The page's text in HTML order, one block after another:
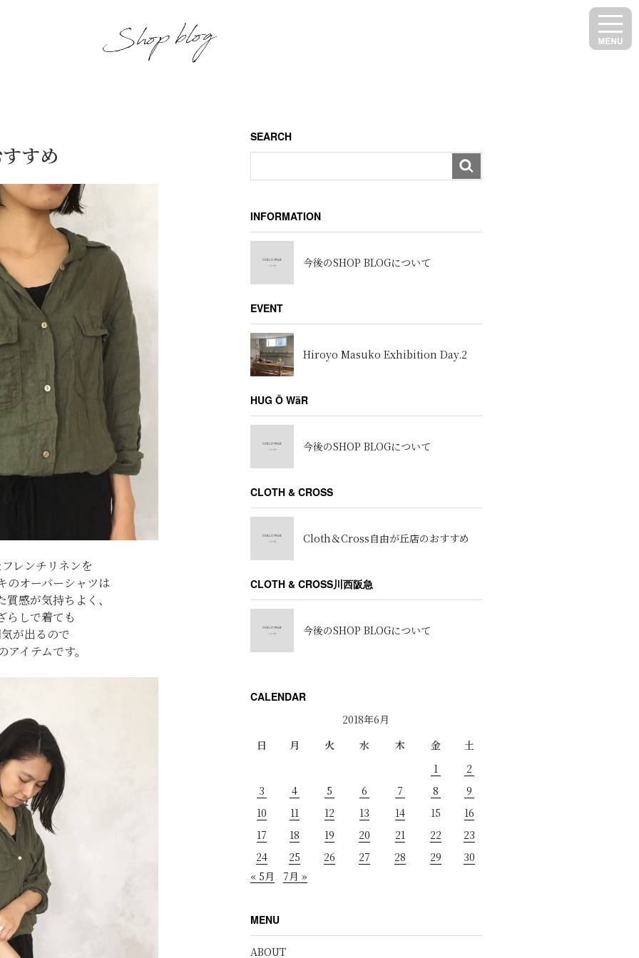
すめ
レンチリネンを
のオーバーシャツは
感が気持ちよく、
らしで着ても
が出るので
アイテムです。
SEARCH
INFORMATION
今後のSHOP BLOGについて
EVENT
Hiroyo Masuko Exhibition Day.2
HUG Ō WäR
今後のSHOP BLOGについて
CLOTH & CROSS
Cloth＆Cross自由が丘店のおすすめ
CLOTH & CROSS川西阪急
今後のSHOP BLOGについて
CALENDAR
2018年6月
日
月 火 水 木 金
土
1
2
3
4 5 6 7 8
9
10
11 12 13 14 15
16
17
18 19 20 21 22
23
24
25 26 27 28 29
30
« 5月
7月 »
MENU
ABOUT